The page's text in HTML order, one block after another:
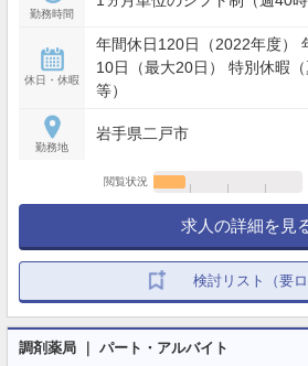
勤務時間
休日・休暇
年間休日120日（2022年度）
10日（最大20日） 特別休暇
等）
勤務地
岩手県二戸市
閲覧状況
求人の詳細を見
検討リスト（要ロ
調剤薬局 ｜ パート・アルバイト